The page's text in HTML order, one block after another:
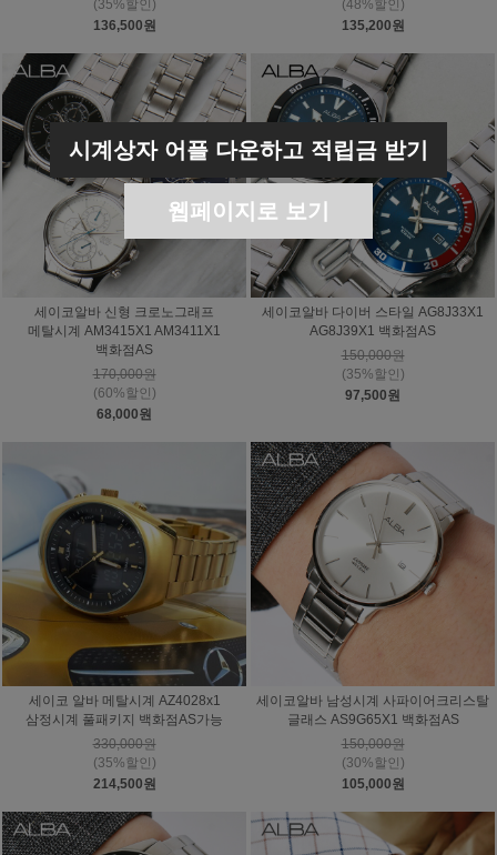
(35%할인)
136,500원
(48%할인)
135,200원
세이코알바 신형 크로노그래프
메탈시계 AM3415X1 AM3411X1
백화점AS
170,000원
(60%할인)
68,000원
세이코알바 다이버 스타일 AG8J33X1
AG8J39X1 백화점AS
150,000원
(35%할인)
97,500원
세이코 알바 메탈시계 AZ4028x1
삼정시계 풀패키지 백화점AS가능
330,000원
(35%할인)
214,500원
세이코알바 남성시계 사파이어크리스탈
글래스 AS9G65X1 백화점AS
150,000원
(30%할인)
105,000원
시계상자 어플 다운하고 적립금 받기
웹페이지로 보기